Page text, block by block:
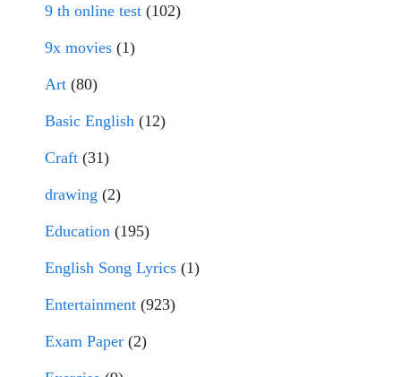
9 th online test (102)
9x movies (1)
Art (80)
Basic English (12)
Craft (31)
drawing (2)
Education (195)
English Song Lyrics (1)
Entertainment (923)
Exam Paper (2)